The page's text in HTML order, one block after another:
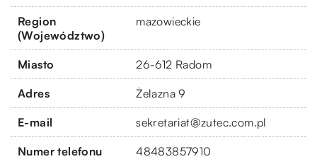
Region
(Województwo)
mazowieckie
Miasto 26-612 Radom
Adres Żelazna 9
E-mail sekretariat@zutec.com.pl
Numer telefonu 48483857910